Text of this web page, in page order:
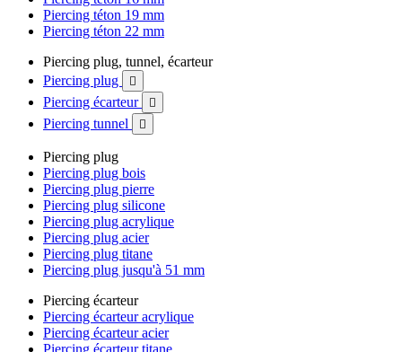
Piercing téton 19 mm
Piercing téton 22 mm
Piercing plug, tunnel, écarteur
Piercing plug

Piercing écarteur 
Piercing tunnel 
Piercing plug
Piercing plug bois
Piercing plug pierre
Piercing plug silicone
Piercing plug acrylique
Piercing plug acier
Piercing plug titane
Piercing plug jusqu'à 51 mm
Piercing écarteur
Piercing écarteur acrylique
Piercing écarteur acier
Piercing écarteur titane